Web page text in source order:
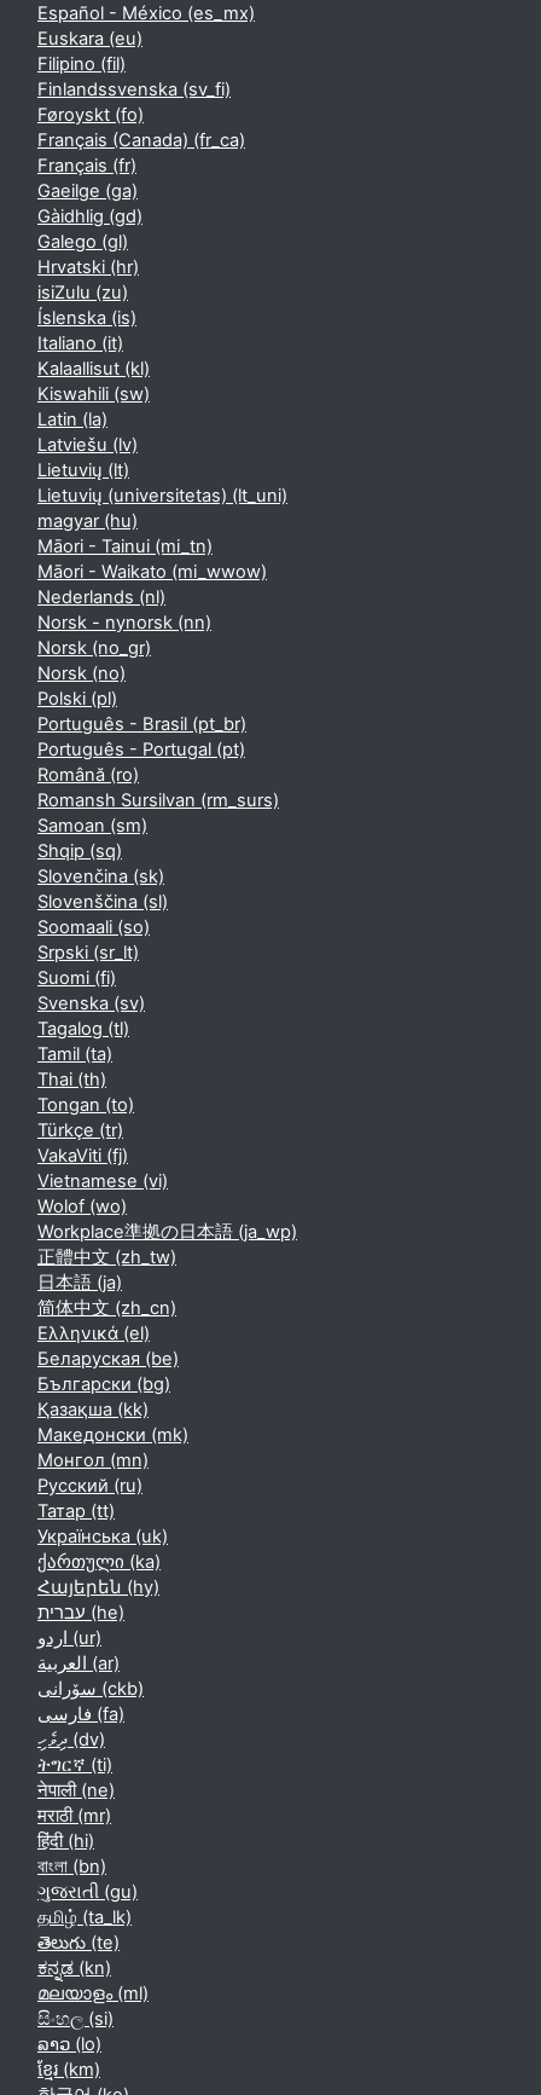
Español - México ‎(es_mx)‎
Euskara ‎(eu)‎
Filipino ‎(fil)‎
Finlandssvenska ‎(sv_fi)‎
Føroyskt ‎(fo)‎
Français (Canada) ‎(fr_ca)‎
Français ‎(fr)‎
Gaeilge ‎(ga)‎
Gàidhlig ‎(gd)‎
Galego ‎(gl)‎
Hrvatski ‎(hr)‎
isiZulu ‎(zu)‎
Íslenska ‎(is)‎
Italiano ‎(it)‎
Kalaallisut ‎(kl)‎
Kiswahili ‎(sw)‎
Latin ‎(la)‎
Latviešu ‎(lv)‎
Lietuvių ‎(lt)‎
Lietuvių (universitetas) ‎(lt_uni)‎
magyar ‎(hu)‎
Māori - Tainui ‎(mi_tn)‎
Māori - Waikato ‎(mi_wwow)‎
Nederlands ‎(nl)‎
Norsk - nynorsk ‎(nn)‎
Norsk ‎(no_gr)‎
Norsk ‎(no)‎
Polski ‎(pl)‎
Português - Brasil ‎(pt_br)‎
Português - Portugal ‎(pt)‎
Română ‎(ro)‎
Romansh Sursilvan ‎(rm_surs)‎
Samoan ‎(sm)‎
Shqip ‎(sq)‎
Slovenčina ‎(sk)‎
Slovenščina ‎(sl)‎
Soomaali ‎(so)‎
Srpski ‎(sr_lt)‎
Suomi ‎(fi)‎
Svenska ‎(sv)‎
Tagalog ‎(tl)‎
Tamil ‎(ta)‎
Thai ‎(th)‎
Tongan ‎(to)‎
Türkçe ‎(tr)‎
VakaViti ‎(fj)‎
Vietnamese ‎(vi)‎
Wolof ‎(wo)‎
Workplace準拠の日本語 ‎(ja_wp)‎
正體中文 ‎(zh_tw)‎
日本語 ‎(ja)‎
简体中文 ‎(zh_cn)‎
Ελληνικά ‎(el)‎
Беларуская ‎(be)‎
Български ‎(bg)‎
Қазақша ‎(kk)‎
Македонски ‎(mk)‎
Монгол ‎(mn)‎
Русский ‎(ru)‎
Татар ‎(tt)‎
Українська ‎(uk)‎
ქართული ‎(ka)‎
Հայերեն ‎(hy)‎
עברית ‎(he)‎
اردو ‎(ur)‎
العربية ‎(ar)‎
سۆرانی ‎(ckb)‎
فارسی ‎(fa)‎
ދިވެހި ‎(dv)‎
ትግርኛ ‎(ti)‎
नेपाली ‎(ne)‎
मराठी ‎(mr)‎
हिंदी ‎(hi)‎
বাংলা ‎(bn)‎
ગુજરાતી ‎(gu)‎
தமிழ் ‎(ta_lk)‎
తెలుగు ‎(te)‎
ಕನ್ನಡ ‎(kn)‎
മലയാളം ‎(ml)‎
සිංහල ‎(si)‎
ລາວ ‎(lo)‎
ខ្មែរ ‎(km)‎